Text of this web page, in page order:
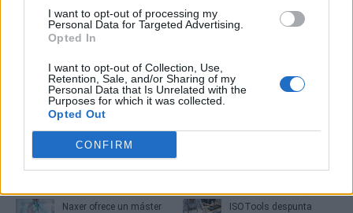
I want to opt-out of processing my
Personal Data for Targeted Advertising.
Opted In
I want to opt-out of Collection, Use,
Retention, Sale, and/or Sharing of my
Personal Data that Is Unrelated with the
Purposes for which it was collected.
Opted Out
CONFIRM
Naxer ofrece un máster
ISOTools despunta